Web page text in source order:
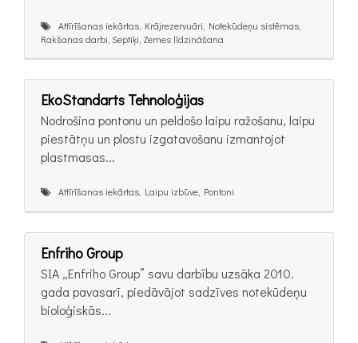
Attīrīšanas iekārtas, Krājrezervuāri, Notekūdeņu sistēmas,
Rakšanas darbi, Septiķi, Zemes līdzināšana
EkoStandarts Tehnoloģijas
Nodrošina pontonu un peldošo laipu ražošanu, laipu
piestātņu un plostu izgatavošanu izmantojot
plastmasas...
Attīrīšanas iekārtas, Laipu izbūve, Pontoni
Enfriho Group
SIA „Enfriho Group” savu darbību uzsāka 2010.
gada pavasarī, piedāvājot sadzīves notekūdeņu
bioloģiskās...